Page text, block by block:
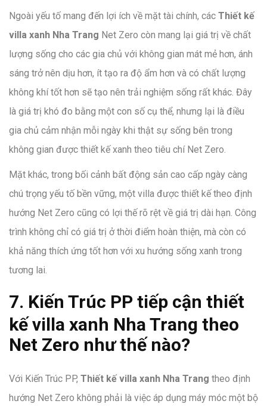
Ngoài yếu tố mang đến lợi ích về mặt tài chính, các Thiết kế
villa xanh Nha Trang Net Zero còn mang lại giá trị về chất
lượng sống cho các gia chủ với không gian mát mẻ hơn, ánh
sáng trở nên dịu hơn, ít tạo ra độ ẩm hơn và có chất lượng
không khí tốt hơn sẽ tạo nên trải nghiệm sống rất khác. Đây
là giá trị khó đo bằng một con số cụ thể, nhưng lại là điều
gia chủ cảm nhận mỗi ngày khi thật sự sống bên trong
không gian được thiết kế xanh theo tiêu chí Net Zero.
Mặt khác, trong bối cảnh bất động sản cao cấp ngày càng
chú trọng yếu tố bền vững, một villa được thiết kế theo định
hướng Net Zero cũng có lợi thế rõ rệt về giá trị dài hạn. Công
trình không chỉ có giá trị ở thời điểm hoàn thiện, mà còn có
khả năng thích ứng tốt hơn với xu hướng sống xanh trong
tương lai.
7. Kiến Trúc PP tiếp cận thiết
kế villa xanh Nha Trang theo
Net Zero như thế nào?
Với Kiến Trúc PP, Thiết kế villa xanh Nha Trang theo định
hướng Net Zero không phải là việc áp dụng máy móc một bộ